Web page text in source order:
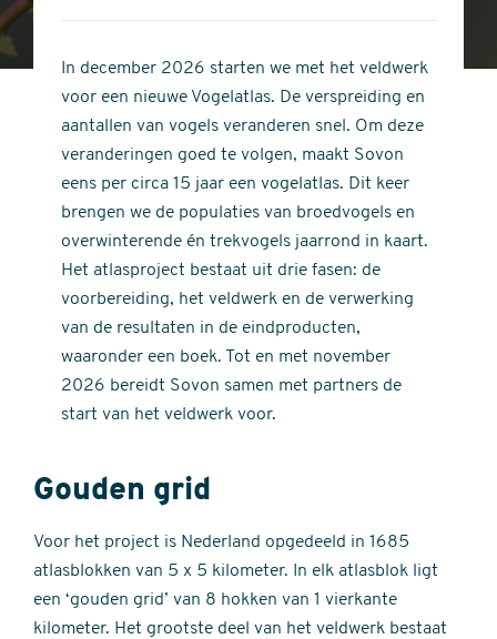
stars
of
stars
In december 2026 starten we met het veldwerk
voor een nieuwe Vogelatlas. De verspreiding en
aantallen van vogels veranderen snel. Om deze
veranderingen goed te volgen, maakt Sovon
eens per circa 15 jaar een vogelatlas. Dit keer
brengen we de populaties van broedvogels en
overwinterende én trekvogels jaarrond in kaart.
Het atlasproject bestaat uit drie fasen: de
voorbereiding, het veldwerk en de verwerking
van de resultaten in de eindproducten,
waaronder een boek. Tot en met november
2026 bereidt Sovon samen met partners de
start van het veldwerk voor.
Gouden grid
Voor het project is Nederland opgedeeld in 1685
atlasblokken van 5 x 5 kilometer. In elk atlasblok ligt
een ‘gouden grid’ van 8 hokken van 1 vierkante
kilometer. Het grootste deel van het veldwerk bestaat